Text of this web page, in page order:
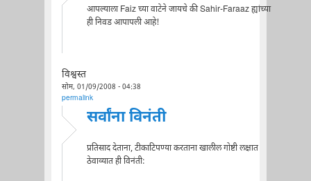
आपल्याला Faiz च्या वाटेने जायचे की Sahir-Faraaz ह्यांच्या
ही निवड आपापली आहे!
विश्वस्त
सोम, 01/09/2008 - 04:38
permalink
सर्वांना विनंती
प्रतिसाद देताना, टीकाटिपण्या करताना खालील गोष्टी लक्षात
ठेवाव्यात ही विनंती: